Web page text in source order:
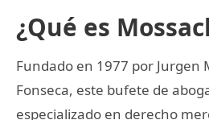
¿Qué es
Fundado en 1977 por Jurgen
Fonseca, este bufete de
especializado en derecho